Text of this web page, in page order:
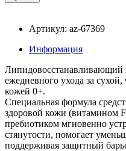
Артикул: az-67369
Информация
Липидовосстанавливающий
ежедневного ухода за
кожей 0+.
Специальная формула
здоровой кожи (витамином
пребиотиком мгновенно
стянутости, помогает
поддерживая защитный